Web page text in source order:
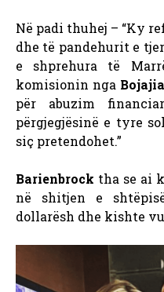
Në padi thuhej – “Ky
dhe të pandehurit e
e shprehura të
komisionin nga
për abuzim
përgjegjësinë e tyre
siç pretendohet.”
Barienbrock tha se ai
në shitjen e
dollarësh dhe kishte